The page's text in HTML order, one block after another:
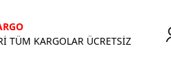
TÜM KARGOLAR ÜCRETSİZ